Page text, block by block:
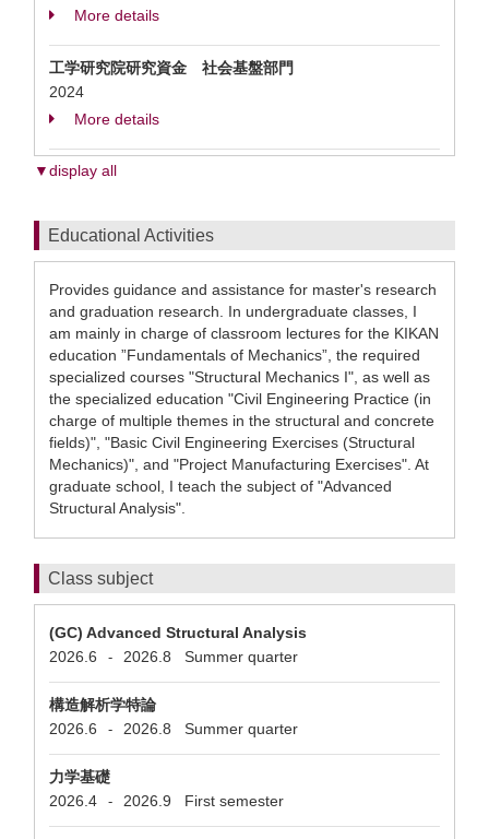
More details
工学研究院研究資金 社会基盤部門
2024
More details
▼display all
Educational Activities
Provides guidance and assistance for master's research
and graduation research. In undergraduate classes, I
am mainly in charge of classroom lectures for the KIKAN
education ”Fundamentals of Mechanics”, the required
specialized courses "Structural Mechanics I", as well as
the specialized education "Civil Engineering Practice (in
charge of multiple themes in the structural and concrete
fields)", "Basic Civil Engineering Exercises (Structural
Mechanics)", and "Project Manufacturing Exercises". At
graduate school, I teach the subject of "Advanced
Structural Analysis".
Class subject
(GC) Advanced Structural Analysis
2026.6
- 2026.8 Summer quarter
構造解析学特論
2026.6
- 2026.8 Summer quarter
力学基礎
2026.4
- 2026.9 First semester